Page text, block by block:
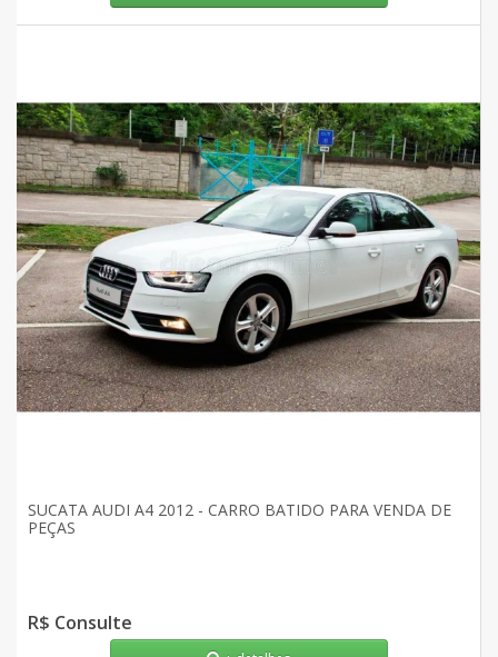
SUCATA AUDI A4 2012 - CARRO BATIDO PARA VENDA DE
PEÇAS
R$ Consulte